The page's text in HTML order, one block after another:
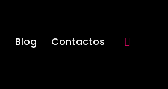
Blog Contactos Search: